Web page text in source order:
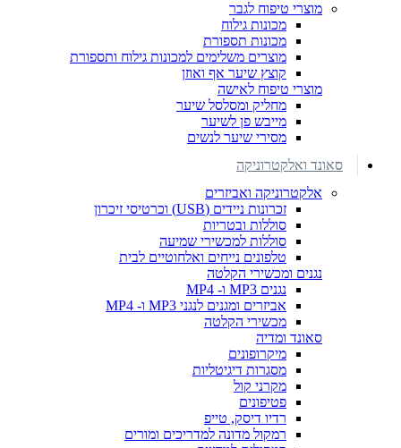
מוצרי טיפוח לגבר
מכונות גילוח
מכונות תספורת
מוצרים משלימים למכונות גילוח ותספורת
קוצץ שיער אף ואוזן
מוצרי טיפוח לאישה
מחליק ומסלסל שיער
מייבש פן לשיער
מסירי שיער לנשים
סאונד ואלקטרוניקה
אלקטרוניקה ואביזרים
זכרונות ניידים (USB) וכרטיסי זיכרון
סוללות ובטריות
סוללות למכשירי שמיעה
טלפונים נייחים ואלחוטיים לבית
נגנים ומכשירי הקלטה
נגנים MP3 ו- MP4
אביזרים ומגנים לנגני MP3 ו- MP4
מכשירי הקלטה
סאונד ומדיה
מיקרופונים
מסגרות דיגיטליות
מקרני קול
פטיפונים
רדיו דיסק, טייפ
רמקול מדונה למדריכים ומורים